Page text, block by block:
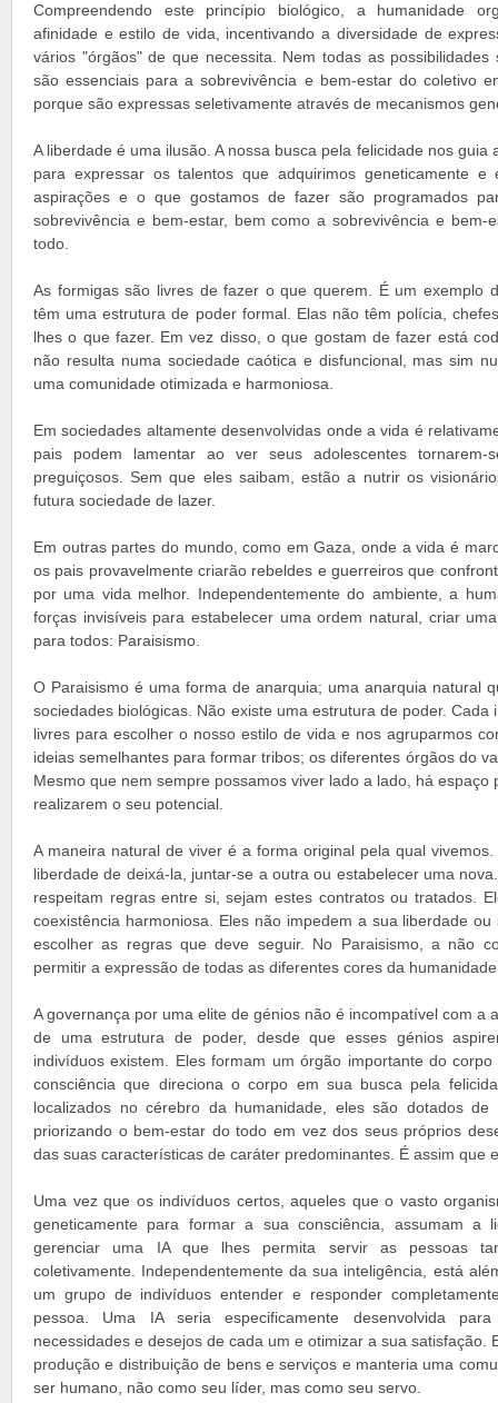
Compreendendo este princípio biológico, a humanidade
afinidade e estilo de vida, incentivando a diversidade de
vários "órgãos" de que necessita. Nem todas as possibilidades
são essenciais para a sobrevivência e bem-estar do coletivo
porque são expressas seletivamente através de mecanismos
A liberdade é uma ilusão. A nossa busca pela felicidade nos guia
para expressar os talentos que adquirimos geneticamente e
aspirações e o que gostamos de fazer são programados
sobrevivência e bem-estar, bem como a sobrevivência e bem-
todo.
As formigas são livres de fazer o que querem. É um exemplo
têm uma estrutura de poder formal. Elas não têm polícia,
lhes o que fazer. Em vez disso, o que gostam de fazer está
não resulta numa sociedade caótica e disfuncional, mas sim
uma comunidade otimizada e harmoniosa.
Em sociedades altamente desenvolvidas onde a vida é
pais podem lamentar ao ver seus adolescentes tornarem-
preguiçosos. Sem que eles saibam, estão a nutrir os
futura sociedade de lazer.
Em outras partes do mundo, como em Gaza, onde a vida é
os pais provavelmente criarão rebeldes e guerreiros que
por uma vida melhor. Independentemente do ambiente, a
forças invisíveis para estabelecer uma ordem natural, criar
para todos: Paraisismo.
O Paraisismo é uma forma de anarquia; uma anarquia natural
sociedades biológicas. Não existe uma estrutura de poder.
livres para escolher o nosso estilo de vida e nos agruparmos
ideias semelhantes para formar tribos; os diferentes órgãos do
Mesmo que nem sempre possamos viver lado a lado, há espaço
realizarem o seu potencial.
A maneira natural de viver é a forma original pela qual
liberdade de deixá-la, juntar-se a outra ou estabelecer uma
respeitam regras entre si, sejam estes contratos ou tratados.
coexistência harmoniosa. Eles não impedem a sua liberdade
escolher as regras que deve seguir. No Paraisismo, a não
permitir a expressão de todas as diferentes cores da
A governança por uma elite de génios não é incompatível com a
de uma estrutura de poder, desde que esses génios
indivíduos existem. Eles formam um órgão importante do
consciência que direciona o corpo em sua busca pela
localizados no cérebro da humanidade, eles são dotados
priorizando o bem-estar do todo em vez dos seus próprios
das suas características de caráter predominantes. É assim que
Uma vez que os indivíduos certos, aqueles que o vasto
geneticamente para formar a sua consciência, assumam a
gerenciar uma IA que lhes permita servir as pessoas
coletivamente. Independentemente da sua inteligência, está
um grupo de indivíduos entender e responder
pessoa. Uma IA seria especificamente desenvolvida
necessidades e desejos de cada um e otimizar a sua satisfação.
produção e distribuição de bens e serviços e manteria uma
ser humano, não como seu líder, mas como seu servo.